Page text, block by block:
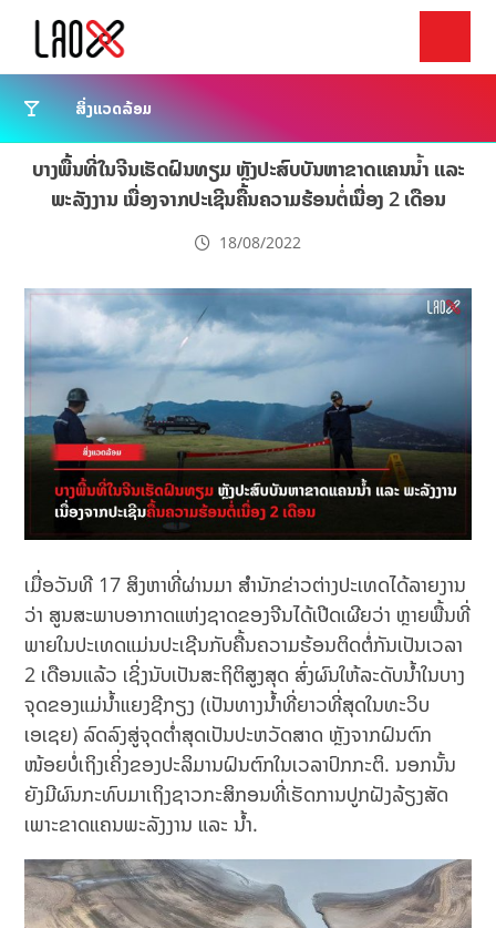
ສິ່ງແວດລ້ອມ
ບາງພື້ນທີ່ໃນຈີນເຮັດຝົນທຽມ ຫຼັງປະສົບບັນຫາຂາດແຄນນ້ຳ ແລະ
ພະລັງງານ ເນື່ອງຈາກປະເຊີນຄື້ນຄວາມຮ້ອນຕໍ່ເນື່ອງ 2 ເດືອນ
18/08/2022
ເມື່ອວັນທີ 17 ສິງຫາທີ່ຜ່ານມາ ສຳນັກຂ່າວຕ່າງປະເທດໄດ້ລາຍງານ
ວ່າ ສູນສະພາບອາກາດແຫ່ງຊາດຂອງຈີນໄດ້ເປີດເຜີຍວ່າ ຫຼາຍພື້ນທີ່
ພາຍໃນປະເທດແມ່ນປະເຊີນກັບຄື້ນຄວາມຮ້ອນຕິດຕໍ່ກັນເປັນເວລາ
2 ເດືອນແລ້ວ ເຊິ່ງນັບເປັນສະຖິຕິສູງສຸດ ສົ່ງຜົນໃຫ້ລະດັບນ້ຳໃນບາງ
ຈຸດຂອງແມ່ນ້ຳແຍງຊີກຽງ (ເປັນທາງນ້ຳທີ່ຍາວທີ່ສຸດໃນທະວິບ
ເອເຊຍ) ລົດລົງສູ່ຈຸດຕໍ່າສຸດເປັນປະຫວັດສາດ ຫຼັງຈາກຝົນຕົກ
ໜ້ອຍບໍ່ເຖິງເຄິ່ງຂອງປະລິມານຝົນຕົກໃນເວລາປົກກະຕິ. ນອກນັ້ນ
ຍັງມີຜົນກະທົບມາເຖິງຊາວກະສິກອນທີ່ເຮັດການປູກຝັງລ້ຽງສັດ
ເພາະຂາດແຄນພະລັງງານ ແລະ ນ້ຳ.